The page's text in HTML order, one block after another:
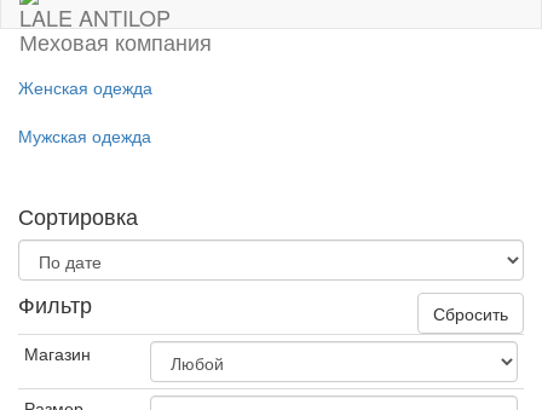
LALE ANTILOP
Меховая компания
Женская одежда
Мужская одежда
Сортировка
Фильтр
Сбросить
Магазин